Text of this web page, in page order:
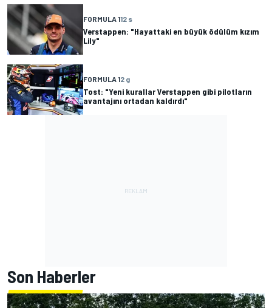
FORMULA 112 s
Verstappen: "Hayattaki en büyük ödülüm kızım
Lily"
FORMULA 12 g
Tost: "Yeni kurallar Verstappen gibi pilotların
avantajını ortadan kaldırdı"
Son Haberler